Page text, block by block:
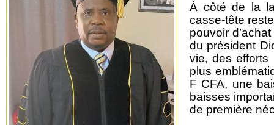
À côté de la
casse-tête
pouvoir
du président
vie, des efforts
plus
F CFA, une
baisses
de première